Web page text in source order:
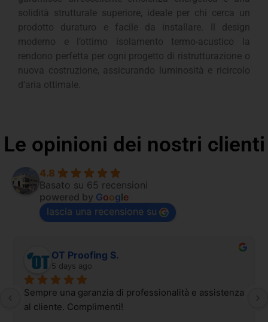
solidità strutturale superiore, ideale per chi cerca un
prodotto duraturo e facile da installare. Il design
moderno e l’ottimo isolamento termo-acustico la
rendono perfetta per ogni progetto di ristrutturazione o
nuova costruzione, assicurando luminosità e ricircolo
d’aria ottimale.
Le opinioni dei nostri clienti
4.8
Basato su 65 recensioni
powered by Google
lascia una recensione su
OT Proofing S.
5 days ago
Sempre una garanzia di professionalità e assistenza
al cliente. Complimenti!